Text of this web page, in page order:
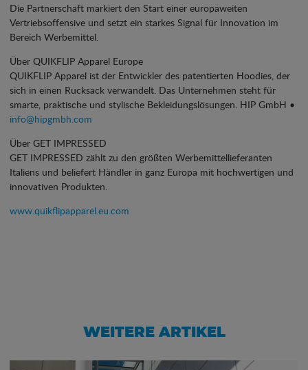
Die Partnerschaft markiert den Start einer europaweiten
Vertriebsoffensive und setzt ein starkes Signal für Innovation im
Bereich Werbemittel.
Über QUIKFLIP Apparel Europe
QUIKFLIP Apparel ist der Entwickler des patentierten Hoodies, der
sich in einen Rucksack verwandelt. Das Unternehmen steht für
smarte, praktische und stylische Bekleidungslösungen. HIP GmbH •
info@hipgmbh.com
Über GET IMPRESSED
GET IMPRESSED zählt zu den größten Werbemittellieferanten
Italiens und beliefert Händler in ganz Europa mit hochwertigen und
innovativen Produkten.
www.quikflipapparel.eu.com
WEITERE ARTIKEL